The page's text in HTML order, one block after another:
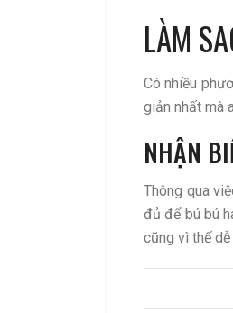
LÀM
Có nhiều
giản nhất mà
NHẬN
Thông qua
đủ để bú bú
cũng vì thế